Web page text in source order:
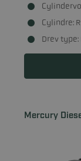
Cylindre:
Drev type:
Mercury